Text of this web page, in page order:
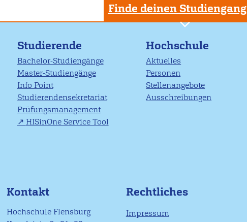
Finde deinen Studiengang
Studierende
Bachelor-Studiengänge
Master-Studiengänge
Info Point
Studierendensekretariat
Prüfungsmanagement
HISinOne Service Tool
Hochschule
Aktuelles
Personen
Stellenangebote
Ausschreibungen
Kontakt
Hochschule Flensburg
Rechtliches
Impressum